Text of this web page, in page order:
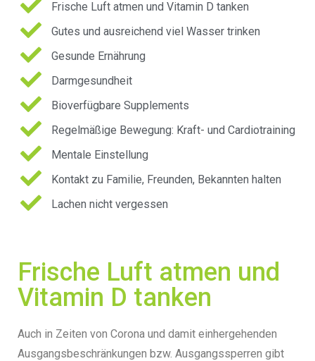
Frische Luft atmen und Vitamin D tanken
Gutes und ausreichend viel Wasser trinken
Gesunde Ernährung
Darmgesundheit
Bioverfügbare Supplements
Regelmäßige Bewegung: Kraft- und Cardiotraining
Mentale Einstellung
Kontakt zu Familie, Freunden, Bekannten halten
Lachen nicht vergessen
Frische Luft atmen und
Vitamin D tanken
Auch in Zeiten von Corona und damit einhergehenden
Ausgangsbeschränkungen bzw. Ausgangssperren gibt